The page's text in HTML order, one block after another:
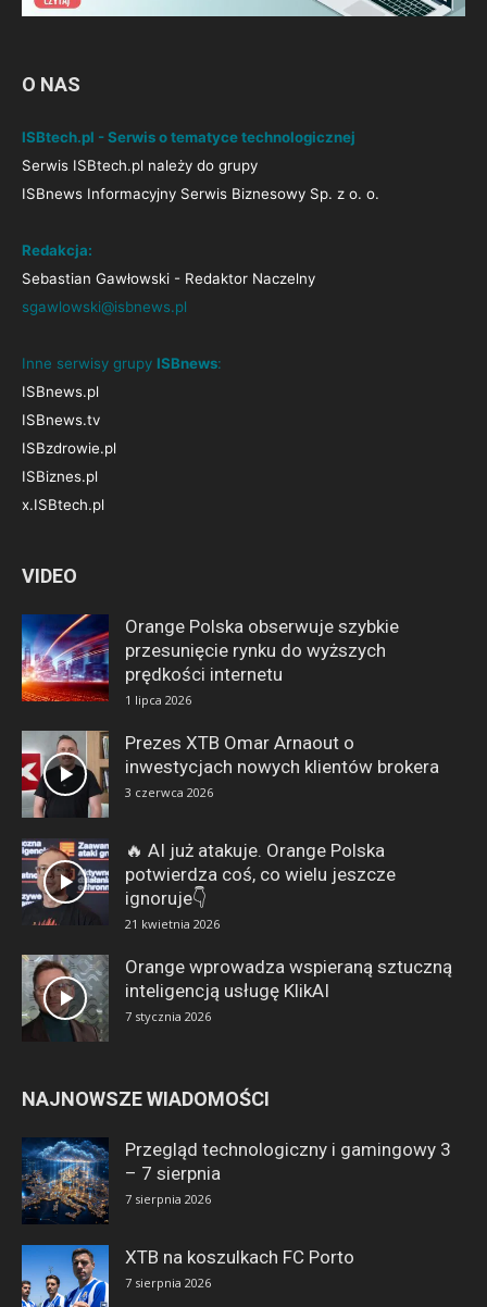
O NAS
ISBtech.pl - Serwis o tematyce technologicznej
Serwis ISBtech.pl należy do grupy
ISBnews Informacyjny Serwis Biznesowy Sp. z o. o.
Redakcja:
Sebastian Gawłowski - Redaktor Naczelny
sgawlowski@isbnews.pl
Inne serwisy grupy ISBnews:
ISBnews.pl
ISBnews.tv
ISBzdrowie.pl
ISBiznes.pl
x.ISBtech.pl
VIDEO
Orange Polska obserwuje szybkie
przesunięcie rynku do wyższych
prędkości internetu
1 lipca 2026
Prezes XTB Omar Arnaout o
inwestycjach nowych klientów brokera
3 czerwca 2026
🔥 AI już atakuje. Orange Polska
potwierdza coś, co wielu jeszcze
ignoruje👇
21 kwietnia 2026
Orange wprowadza wspieraną sztuczną
inteligencją usługę KlikAI
7 stycznia 2026
NAJNOWSZE WIADOMOŚCI
Przegląd technologiczny i gamingowy 3
– 7 sierpnia
7 sierpnia 2026
XTB na koszulkach FC Porto
7 sierpnia 2026